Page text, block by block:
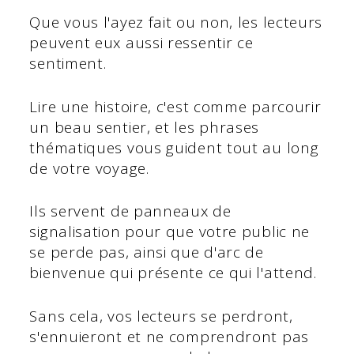
Que vous l'ayez fait ou non, les lecteurs
peuvent eux aussi ressentir ce
sentiment.
Lire une histoire, c'est comme parcourir
un beau sentier, et les phrases
thématiques vous guident tout au long
de votre voyage.
Ils servent de panneaux de
signalisation pour que votre public ne
se perde pas, ainsi que d'arc de
bienvenue qui présente ce qui l'attend.
Sans cela, vos lecteurs se perdront,
s'ennuieront et ne comprendront pas